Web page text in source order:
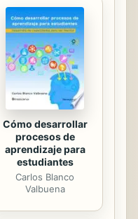
para el trabajo
de
El libro va más
típicos y tópicos
teambuilding. El
le sirve para hablar
Cómo desarrollar
procesos de
aprendizaje para
estudiantes
Carlos Blanco
Valbuena